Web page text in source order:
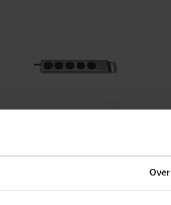
Over
Stekkerverdeeldoos 5-voudig 2.5m